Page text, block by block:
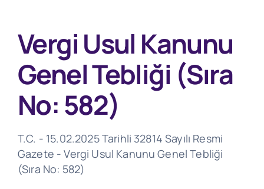
Vergi Usul Kanunu
Genel Tebliği (Sıra
No: 582)
T.C. - 15.02.2025 Tarihli 32814 Sayılı Resmi
Gazete - Vergi Usul Kanunu Genel Tebliği
(Sıra No: 582)